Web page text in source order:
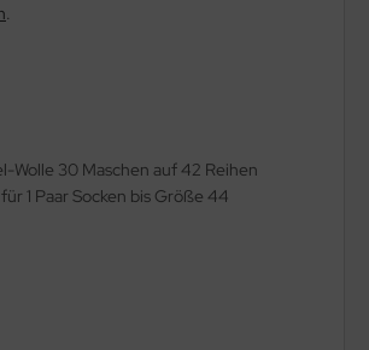
Wolle 30 Maschen auf 42 Reihen
1 Paar Socken bis Größe 44